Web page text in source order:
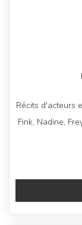
Récits d'acteurs
Fink, Nadine,